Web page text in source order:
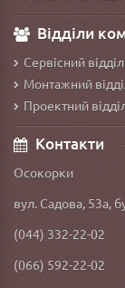
Відділи
Сервісний відділ
Монтажний
Проектний
Контакти
Осокорки
вул. Садова, 53а,
(044) 332-22-02
(066) 592-22-02